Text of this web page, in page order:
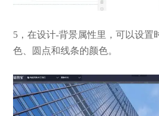
5，在设计-背景属性里，可以设置
色、圆点和线条的颜色。